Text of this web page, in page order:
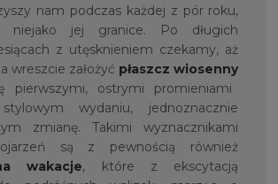
nam podczas każdej z pór roku,
niejako jej granice. Po długich
z utęsknieniem czekamy, aż
wreszcie założyć płaszcz wiosenny
pierwszymi, ostrymi promieniami
wydaniu, jednoznacznie
zmianę. Takimi wyznacznikami
są z pewnością również
wakacje, które z ekscytacją